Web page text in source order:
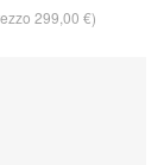
299,00 €)